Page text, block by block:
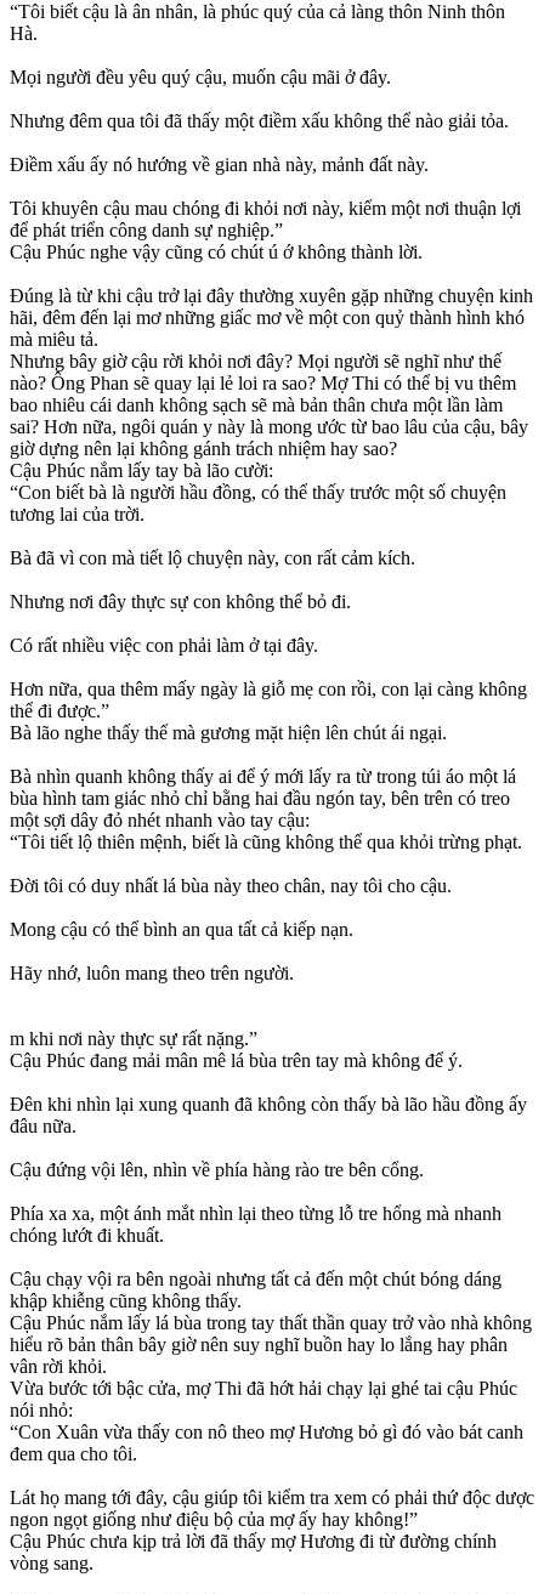
“Tôi biết cậu là ân nhân, là phúc quý của cả làng thôn Ninh thôn
Hà.
Mọi người đều yêu quý cậu, muốn cậu mãi ở đây.
Nhưng đêm qua tôi đã thấy một điềm xấu không thể nào giải tỏa.
Điềm xấu ấy nó hướng về gian nhà này, mảnh đất này.
Tôi khuyên cậu mau chóng đi khỏi nơi này, kiếm một nơi thuận lợi
để phát triển công danh sự nghiệp.”
Cậu Phúc nghe vậy cũng có chút ú ớ không thành lời.
Đúng là từ khi cậu trở lại đây thường xuyên gặp những chuyện kinh
hãi, đêm đến lại mơ những giấc mơ về một con quỷ thành hình khó
mà miêu tả.
Nhưng bây giờ cậu rời khỏi nơi đây? Mọi người sẽ nghĩ như thế
nào? Ông Phan sẽ quay lại lẻ loi ra sao? Mợ Thi có thể bị vu thêm
bao nhiêu cái danh không sạch sẽ mà bản thân chưa một lần làm
sai? Hơn nữa, ngôi quán y này là mong ước từ bao lâu của cậu, bây
giờ dựng nên lại không gánh trách nhiệm hay sao?
Cậu Phúc nắm lấy tay bà lão cười:
“Con biết bà là người hầu đồng, có thể thấy trước một số chuyện
tương lai của trời.
Bà đã vì con mà tiết lộ chuyện này, con rất cảm kích.
Nhưng nơi đây thực sự con không thể bỏ đi.
Có rất nhiều việc con phải làm ở tại đây.
Hơn nữa, qua thêm mấy ngày là giỗ mẹ con rồi, con lại càng không
thể đi được.”
Bà lão nghe thấy thế mà gương mặt hiện lên chút ái ngại.
Bà nhìn quanh không thấy ai để ý mới lấy ra từ trong túi áo một lá
bùa hình tam giác nhỏ chỉ bằng hai đầu ngón tay, bên trên có treo
một sợi dây đỏ nhét nhanh vào tay cậu:
“Tôi tiết lộ thiên mệnh, biết là cũng không thể qua khỏi trừng phạt.
Đời tôi có duy nhất lá bùa này theo chân, nay tôi cho cậu.
Mong cậu có thể bình an qua tất cả kiếp nạn.
Hãy nhớ, luôn mang theo trên người.
m khi nơi này thực sự rất nặng.”
Cậu Phúc đang mải mân mê lá bùa trên tay mà không để ý.
Đên khi nhìn lại xung quanh đã không còn thấy bà lão hầu đồng ấy
đâu nữa.
Cậu đứng vội lên, nhìn về phía hàng rào tre bên cổng.
Phía xa xa, một ánh mắt nhìn lại theo từng lỗ tre hổng mà nhanh
chóng lướt đi khuất.
Cậu chạy vội ra bên ngoài nhưng tất cả đến một chút bóng dáng
khập khiễng cũng không thấy.
Cậu Phúc nắm lấy lá bùa trong tay thất thần quay trở vào nhà không
hiểu rõ bản thân bây giờ nên suy nghĩ buồn hay lo lắng hay phân
vân rời khỏi.
Vừa bước tới bậc cửa, mợ Thi đã hớt hải chạy lại ghé tai cậu Phúc
nói nhỏ:
“Con Xuân vừa thấy con nô theo mợ Hương bỏ gì đó vào bát canh
đem qua cho tôi.
Lát họ mang tới đây, cậu giúp tôi kiểm tra xem có phải thứ độc dược
ngon ngọt giống như điệu bộ của mợ ấy hay không!”
Cậu Phúc chưa kịp trả lời đã thấy mợ Hương đi từ đường chính
vòng sang.